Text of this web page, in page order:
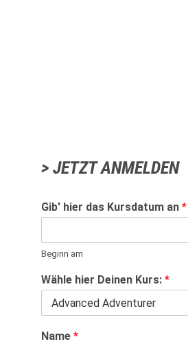
> JETZT ANMELDEN
Gib' hier das Kursdatum an *
Beginn am
Wähle hier Deinen Kurs: *
Name *